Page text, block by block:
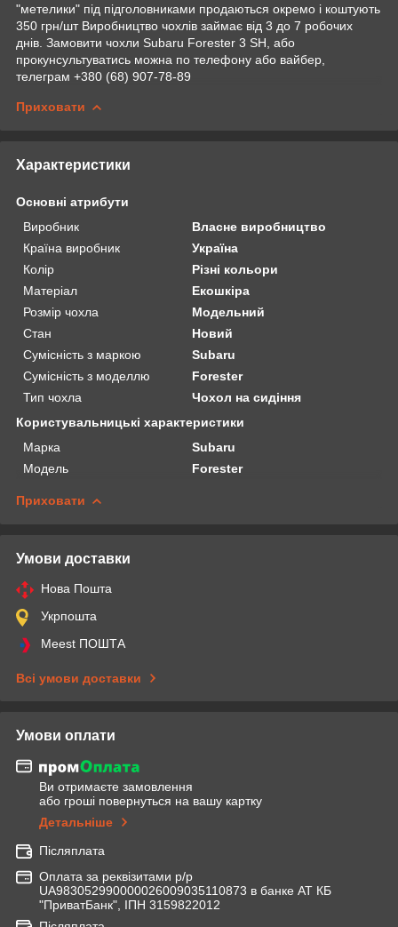
"метелики" під підголовниками продаються окремо і коштують
350 грн/шт Виробництво чохлів займає від 3 до 7 робочих
днів. Замовити чохли Subaru Forester 3 SH, або
прокунсультуватись можна по телефону або вайбер,
телеграм +380 (68) 907-78-89
Приховати
Характеристики
Основні атрибути
Виробник
Власне виробництво
Країна виробник
Україна
Колір
Різні кольори
Матеріал
Екошкіра
Розмір чохла
Модельний
Стан
Новий
Сумісність з маркою
Subaru
Сумісність з моделлю
Forester
Тип чохла
Чохол на сидіння
Користувальницькі характеристики
Марка
Subaru
Модель
Forester
Приховати
Умови доставки
Нова Пошта
Укрпошта
Meest ПОШТА
Всі умови доставки
Умови оплати
Ви отримаєте замовлення
або гроші повернуться на вашу картку
Детальніше
Післяплата
Оплата за реквізитами р/р
UA983052990000026009035110873 в банке АТ КБ
"ПриватБанк", ІПН 3159822012